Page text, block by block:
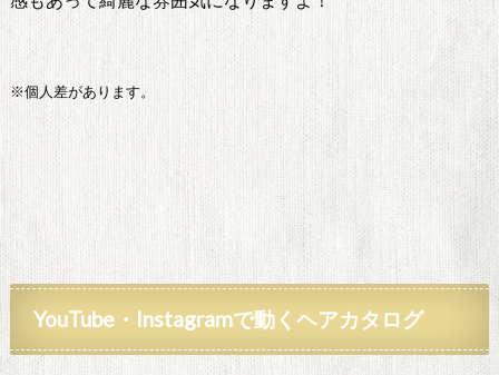
※個人差があります。
YouTube・Instagramで動くヘアカタログ